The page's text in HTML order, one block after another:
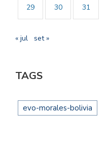
29 30 31
« jul set »
TAGS
evo-morales-bolivia